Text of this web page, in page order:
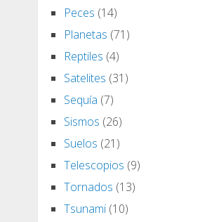
Peces (14)
Planetas (71)
Reptiles (4)
Satelites (31)
Sequía (7)
Sismos (26)
Suelos (21)
Telescopios (9)
Tornados (13)
Tsunami(10)